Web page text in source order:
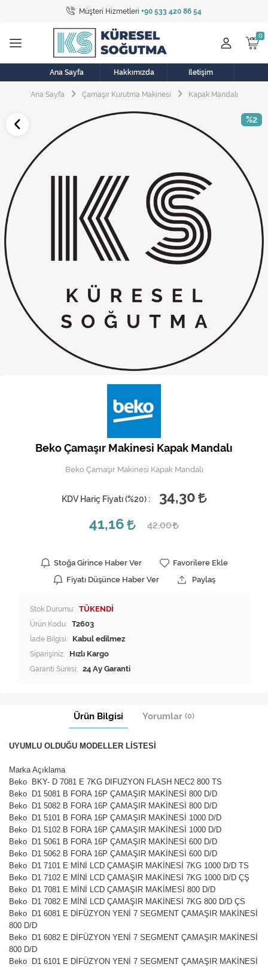
Müşteri Hizmetleri +90 533 420 86 54
Tüm Kategoriler
Bulaşık Makinesi
Buzdolabı
Çamaşır Kurutma Makinesi
Elektrikli Aksamlar
Elektrikli Süpürge
Fan
Fırın, Ocak ve Aspiratör
Klima
Kombi
Musluk
Ana Sayfa Hakkımızda İletişim
Ana Sayfa Çamaşır Kurutma Makinesi Kapak Mandalı
%2
Beko Çamaşır Makinesi Kapak Mandalı
Beko Çamaşır Makinesi Kapak Mandalı
KDV Hariç Fiyatı (%20) :
34,30
41,16
42,00
Stoğa Girince Haber Ver
Favorilere Ekle
Fiyatı Düşünce Haber Ver
Paylaş
Stok Durumu: TÜKENDİ
Ürün Kodu: T2603
İade Bilgisi:
Siparişiniz: Hızlı Kargo
Garanti Süresi: 24 Ay Garanti
Ürün Bilgisi Yorumlar (0)
UYUMLU OLDUĞU MODELLER LİSTESİ
Marka Açıklama
Beko BKY- D 7081 E 7KG DIFUZYON FLASH NEC2 800 TS
Beko D1 5081 B FORA 16P ÇAMAŞIR MAKİNESİ 800 D/D
Beko D1 5082 B FORA 16P ÇAMAŞIR MAKİNESİ 800 D/D
Beko D1 5101 B FORA 16P ÇAMAŞIR MAKİNESİ 1000 D/D
Beko D1 5102 B FORA 16P ÇAMAŞIR MAKİNESİ 1000 D/D
Beko D1 5061 B FORA 16P ÇAMAŞIR MAKİNESİ 600 D/D
Beko D1 5062 B FORA 16P ÇAMAŞIR MAKİNESİ 600 D/D
Beko D1 7101 E MİNİ LCD ÇAMAŞIR MAKİNESİ 7KG 1000 D/D TS
Beko D1 7102 E MİNİ LCD ÇAMAŞIR MAKİNESİ 7KG 1000 D/D ÇŞ
Beko D1 7081 E MİNİ LCD ÇAMAŞIR MAKİMESİ 800 D/D
Beko D1 7082 E MİNİ LCD ÇAMAŞIR MAKİNESİ 7KG 800 D/D ÇS
Beko D1 6081 E DİFÜZYON YENİ 7 SEGMENT ÇAMAŞIR MAKİNESİ
800 D/D
Beko D1 6082 E DİFÜZYON YENİ 7 SEGMENT ÇAMAŞIR MAKİNESİ
800 D/D
Beko D1 6101 E DİFÜZYON YENİ 7 SEGMENT ÇAMAŞIR MAKİNESİ